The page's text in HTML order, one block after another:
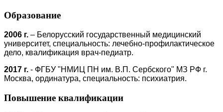
Образование
2006 г. – Белорусский государственный медицинский
университет, специальность: лечебно-профилактическое
дело, квалификация врач-педиатр.
2017 г. - ФГБУ "НМИЦ ПН им. В.П. Сербского" МЗ РФ г.
Москва, ординатура, специальность: психиатрия.
Повышение квалификации